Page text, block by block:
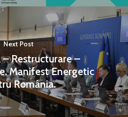
Next Post
– Restructurare –
Manifest Energetic
România.